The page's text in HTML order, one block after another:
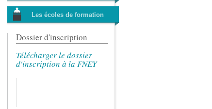
Les écoles de formation
Dossier d'inscription
Télécharger le dossier
d'inscription à la FNEY